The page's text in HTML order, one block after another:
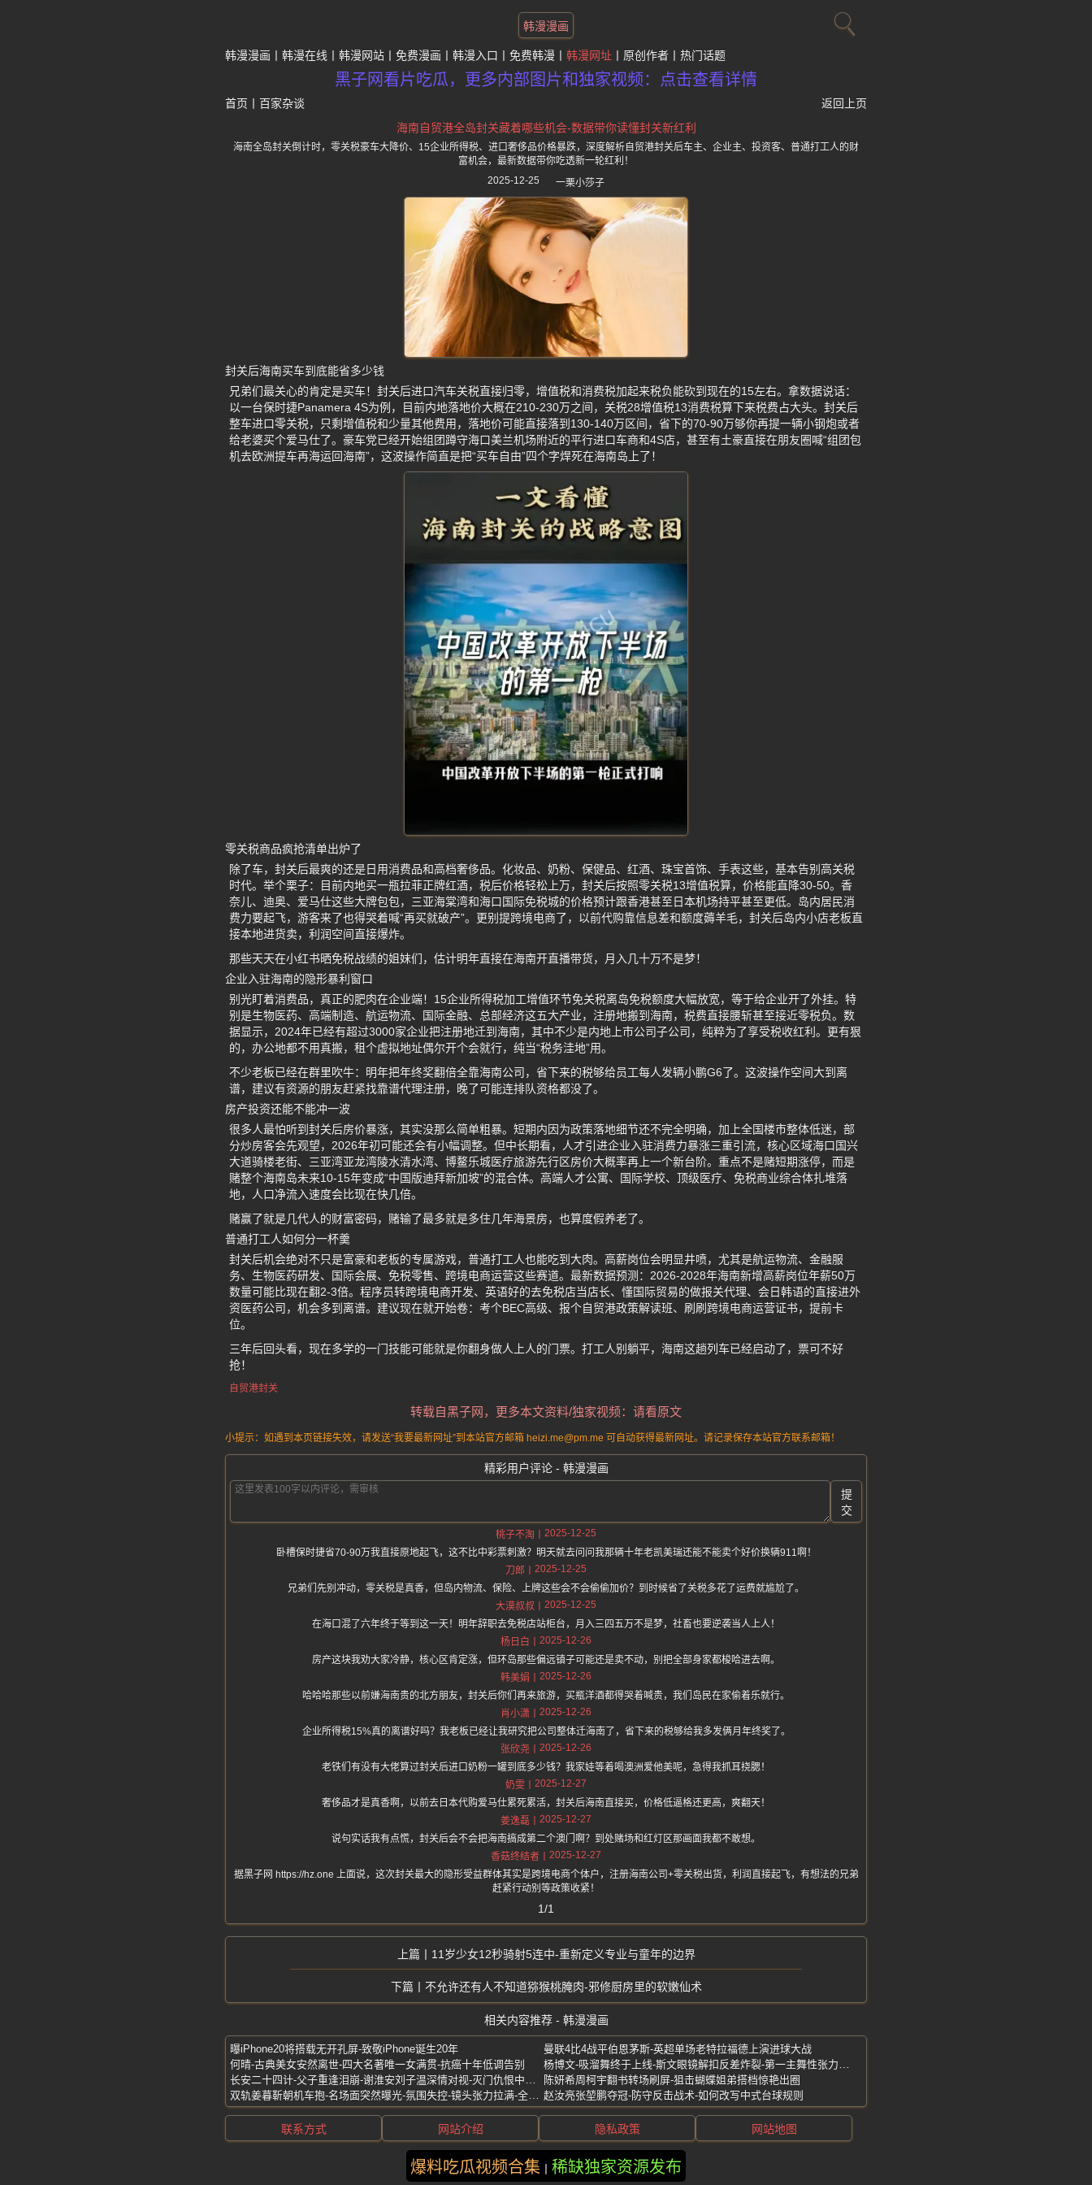
韩漫漫画
韩漫漫画 韩漫在线 韩漫网站 免费漫画 韩漫入口 免费韩漫 韩漫网址 原创作者 热门话题
黑子网看片吃瓜，更多内部图片和独家视频：点击查看详情
首页 百家杂谈
返回上页
海南自贸港全岛封关藏着哪些机会-数据带你读懂封关新红利
海南全岛封关倒计时，零关税豪车大降价、15企业所得税、进口奢侈品价格暴跌，深度解析自贸港封关后车主、企业主、投资客、普通打工人的财
富机会，最新数据带你吃透新一轮红利！
2025-12-25
一栗小莎子
封关后海南买车到底能省多少钱
兄弟们最关心的肯定是买车！封关后进口汽车关税直接归零，增值税和消费税加起来税负能砍到现在的15左右。拿数据说话：
以一台保时捷Panamera 4S为例，目前内地落地价大概在210-230万之间，关税28增值税13消费税算下来税费占大头。封关后
整车进口零关税，只剩增值税和少量其他费用，落地价可能直接落到130-140万区间，省下的70-90万够你再提一辆小钢炮或者
给老婆买个爱马仕了。豪车党已经开始组团蹲守海口美兰机场附近的平行进口车商和4S店，甚至有土豪直接在朋友圈喊“组团包
机去欧洲提车再海运回海南”，这波操作简直是把“买车自由”四个字焊死在海南岛上了！
零关税商品疯抢清单出炉了
除了车，封关后最爽的还是日用消费品和高档奢侈品。化妆品、奶粉、保健品、红酒、珠宝首饰、手表这些，基本告别高关税
时代。举个栗子：目前内地买一瓶拉菲正牌红酒，税后价格轻松上万，封关后按照零关税13增值税算，价格能直降30-50。香
奈儿、迪奥、爱马仕这些大牌包包，三亚海棠湾和海口国际免税城的价格预计跟香港甚至日本机场持平甚至更低。岛内居民消
费力要起飞，游客来了也得哭着喊“再买就破产”。更别提跨境电商了，以前代购靠信息差和额度薅羊毛，封关后岛内小店老板直
接本地进货卖，利润空间直接爆炸。
那些天天在小红书晒免税战绩的姐妹们，估计明年直接在海南开直播带货，月入几十万不是梦！
企业入驻海南的隐形暴利窗口
别光盯着消费品，真正的肥肉在企业端！15企业所得税加工增值环节免关税离岛免税额度大幅放宽，等于给企业开了外挂。特
别是生物医药、高端制造、航运物流、国际金融、总部经济这五大产业，注册地搬到海南，税费直接腰斩甚至接近零税负。数
据显示，2024年已经有超过3000家企业把注册地迁到海南，其中不少是内地上市公司子公司，纯粹为了享受税收红利。更有狠
的，办公地都不用真搬，租个虚拟地址偶尔开个会就行，纯当“税务洼地”用。
不少老板已经在群里吹牛：明年把年终奖翻倍全靠海南公司，省下来的税够给员工每人发辆小鹏G6了。这波操作空间大到离
谱，建议有资源的朋友赶紧找靠谱代理注册，晚了可能连排队资格都没了。
房产投资还能不能冲一波
很多人最怕听到封关后房价暴涨，其实没那么简单粗暴。短期内因为政策落地细节还不完全明确，加上全国楼市整体低迷，部
分炒房客会先观望，2026年初可能还会有小幅调整。但中长期看，人才引进企业入驻消费力暴涨三重引流，核心区域海口国兴
大道骑楼老街、三亚湾亚龙湾陵水清水湾、博鳌乐城医疗旅游先行区房价大概率再上一个新台阶。重点不是赌短期涨停，而是
赌整个海南岛未来10-15年变成“中国版迪拜新加坡”的混合体。高端人才公寓、国际学校、顶级医疗、免税商业综合体扎堆落
地，人口净流入速度会比现在快几倍。
赌赢了就是几代人的财富密码，赌输了最多就是多住几年海景房，也算度假养老了。
普通打工人如何分一杯羹
封关后机会绝对不只是富豪和老板的专属游戏，普通打工人也能吃到大肉。高薪岗位会明显井喷，尤其是航运物流、金融服
务、生物医药研发、国际会展、免税零售、跨境电商运营这些赛道。最新数据预测：2026-2028年海南新增高薪岗位年薪50万
数量可能比现在翻2-3倍。程序员转跨境电商开发、英语好的去免税店当店长、懂国际贸易的做报关代理、会日韩语的直接进外
资医药公司，机会多到离谱。建议现在就开始卷：考个BEC高级、报个自贸港政策解读班、刷刷跨境电商运营证书，提前卡
位。
三年后回头看，现在多学的一门技能可能就是你翻身做人上人的门票。打工人别躺平，海南这趟列车已经启动了，票可不好
抢！
自贸港封关
转载自黑子网，更多本文资料/独家视频：请看原文
小提示：如遇到本页链接失效，请发送“我要最新网址”到本站官方邮箱 heizi.me@pm.me 可自动获得最新网址。请记录保存本站官方联系邮箱！
精彩用户评论 - 韩漫漫画
提
交
桃子不淘
2025-12-25
卧槽保时捷省70-90万我直接原地起飞，这不比中彩票刺激？明天就去问问我那辆十年老凯美瑞还能不能卖个好价换辆911啊！
刀郎
2025-12-25
兄弟们先别冲动，零关税是真香，但岛内物流、保险、上牌这些会不会偷偷加价？到时候省了关税多花了运费就尴尬了。
大漠叔叔
2025-12-25
在海口混了六年终于等到这一天！明年辞职去免税店站柜台，月入三四五万不是梦，社畜也要逆袭当人上人！
杨日白
2025-12-26
房产这块我劝大家冷静，核心区肯定涨，但环岛那些偏远镇子可能还是卖不动，别把全部身家都梭哈进去啊。
韩美娟
2025-12-26
哈哈哈那些以前嫌海南贵的北方朋友，封关后你们再来旅游，买瓶洋酒都得哭着喊贵，我们岛民在家偷着乐就行。
肖小潇
2025-12-26
企业所得税15%真的离谱好吗？我老板已经让我研究把公司整体迁海南了，省下来的税够给我多发俩月年终奖了。
张欣尧
2025-12-26
老铁们有没有大佬算过封关后进口奶粉一罐到底多少钱？我家娃等着喝澳洲爱他美呢，急得我抓耳挠腮！
奶雯
2025-12-27
奢侈品才是真香啊，以前去日本代购爱马仕累死累活，封关后海南直接买，价格低逼格还更高，爽翻天！
姜逸磊
2025-12-27
说句实话我有点慌，封关后会不会把海南搞成第二个澳门啊？到处赌场和红灯区那画面我都不敢想。
香菇终结者
2025-12-27
据黑子网 https://hz.one 上面说，这次封关最大的隐形受益群体其实是跨境电商个体户，注册海南公司+零关税出货，利润直接起飞，有想法的兄弟
赶紧行动别等政策收紧！
1/1
11岁少女12秒骑射5连中-重新定义专业与童年的边界
不允许还有人不知道猕猴桃腌肉-邪修厨房里的软嫩仙术
相关内容推荐 - 韩漫漫画
曝iPhone20将搭载无开孔屏-致敬iPhone诞生20年
曼联4比4战平伯恩茅斯-英超单场老特拉福德上演进球大战
何晴-古典美女安然离世-四大名著唯一女满贯-抗癌十年低调告别
陈妍希周柯宇翻书转场刷屏-狙击蝴蝶姐弟搭档惊艳出圈
赵汝亮张堃鹏夺冠-防守反击战术-如何改写中式台球规则
爆料吃瓜视频合集 稀缺独家资源发布
联系方式 网站介绍 隐私政策 网站地图
版权所有 ©2025 韩漫漫画 保留所有权利